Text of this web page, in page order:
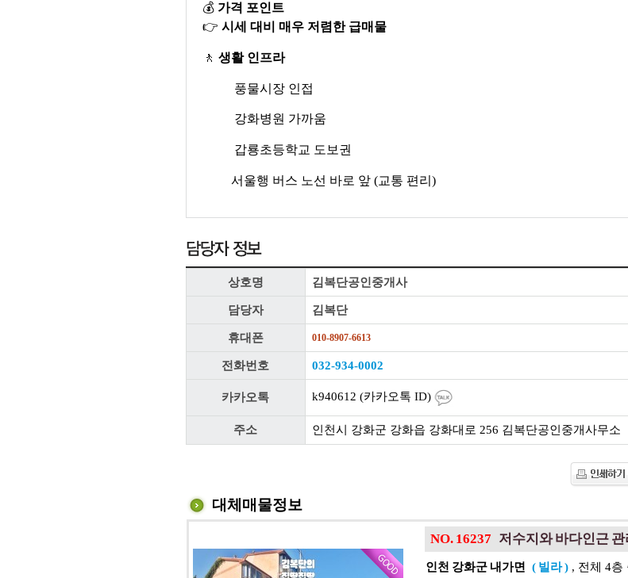
💰 가격 포인트
👉 시세 대비 매우 저렴한 급매물
🚶 생활 인프라
풍물시장 인접
강화병원 가까움
갑룡초등학교 도보권
서울행 버스 노선 바로 앞 (교통 편리 )
상호명 김복단공인중개사
담당자 김복단
휴대폰 010-8907-6613
전화번호 032-934-0002
카카오톡 k940612 (카카오톡 ID)
주소 인천시 강화군 강화읍 강화대로 256 김복단공인중개사무소
대체매물정보
NO. 16237 저수지와 바다인근
인천 강화군 내가면 ( 빌라 ), 전체 4층